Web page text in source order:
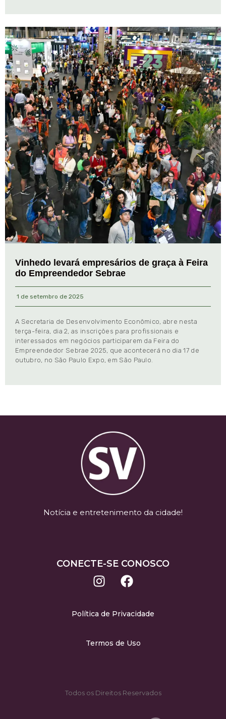
Vinhedo levará empresários de graça à Feira
do Empreendedor Sebrae
1 de setembro de 2025
A Secretaria de Desenvolvimento Econômico, abre nesta
terça-feira, dia 2, as inscrições para profissionais e
interessados em negócios participarem da Feira do
Empreendedor Sebrae 2025, que acontecerá no dia 17 de
outubro, no São Paulo Expo, em São Paulo.
Notícia e entretenimento da cidade!
CONECTE-SE CONOSCO
Política de Privacidade
Termos de Uso
Todos os Direitos Reservados